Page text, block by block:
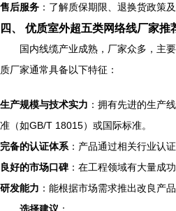
售后服务 ：了解质保期限、退换货政策
四、 优质室外超五类网络线厂家推
国内线缆产业成熟，厂家众多，主
质厂家通常具备以下特征：
生产规模与技术实力 ：拥有先进的生产
准（如GB/T 18015）或国际标准。
完备的认证体系 ：产品通过相关行业认证
良好的市场口碑 ：在工程领域有大量成
研发能力 ：能根据市场需求推出改良产